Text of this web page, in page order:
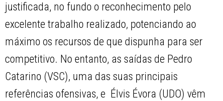
justificada, no fundo o reconhecimento pelo
excelente trabalho realizado, potenciando ao
máximo os recursos de que dispunha para ser
competitivo. No entanto, as saídas de Pedro
Catarino (VSC), uma das suas principais
referências ofensivas, e Élvis Évora (UDO) vêm